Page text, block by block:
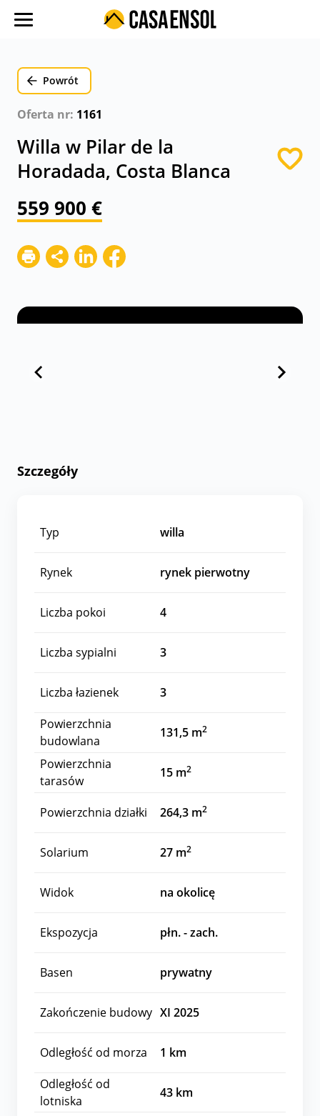
Oferty w regionach
Ulubione oferty
Proces zakupu
Koszty
Kontakt
Powrót
Oferta nr: 1161
Willa w Pilar de la
Horadada, Costa Blanca
559 900 €
Szczegóły
Typ willa
Rynek rynek pierwotny
Liczba pokoi 4
Liczba sypialni 3
Liczba łazienek
3
Powierzchnia
budowlana
131,5 m2
Powierzchnia
tarasów
15 m2
Powierzchnia działki 264,3 m2
Solarium 27 m2
Widok na okolicę
Ekspozycja płn. - zach.
Basen prywatny
Zakończenie budowy XI 2025
Odległość od morza 1 km
Odległość od
lotniska
43 km